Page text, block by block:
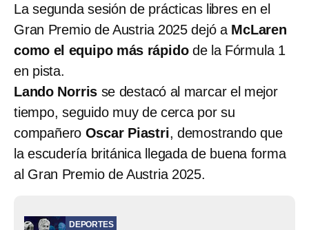
La segunda sesión de prácticas libres en el
Gran Premio de Austria 2025 dejó aMcLaren
como el equipo más rápidode la Fórmula 1
en pista.
Lando Norris se destacó al marcar el mejor
tiempo, seguido muy de cerca por su
compañero Oscar Piastri, demostrando que
la escudería británica llegada de buena forma
al Gran Premio de Austria 2025.
DEPORTES